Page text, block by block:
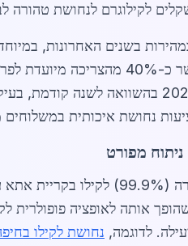
החשמל, האלקטרוניקה
בקריית אתא עלתה ב-15% בשנת 2026
נחושת איכותית במשלוחים
מפורט
לקילו, מה שהופך אותה לאופציה
נחושת לקילו